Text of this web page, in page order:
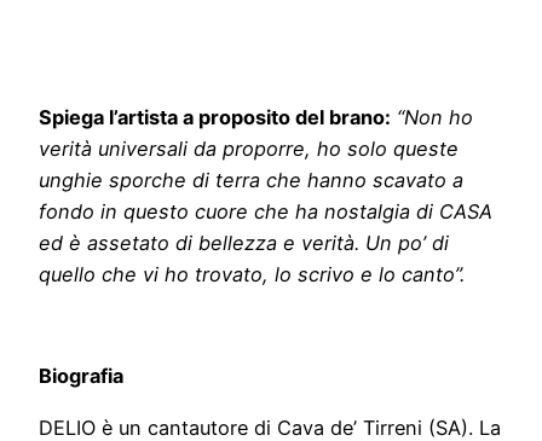
Spiega l’artista a proposito del brano: “Non ho
verità universali da proporre, ho solo queste
unghie sporche di terra che hanno scavato a
fondo in questo cuore che ha nostalgia di CASA
ed è assetato di bellezza e verità. Un po’ di
quello che vi ho trovato, lo scrivo e lo canto”.
Biografia
DELIO è un cantautore di Cava de’ Tirreni (SA). La